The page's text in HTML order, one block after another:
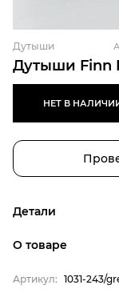
Дутыши Finn
Дутыши
НЕТ В
Детали
Страна производитель
О товаре
Артикул: 1031-243/